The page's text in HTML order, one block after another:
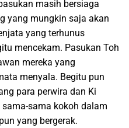
masih bersiaga
yang mungkin saja akan
yang terhunus
mencekam. Pasukan Toh
mereka yang
menyala. Begitu pun
para perwira dan Ki
sama kokoh dalam
yang bergerak.